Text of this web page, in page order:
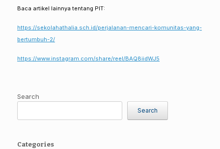
Baca artikel lainnya tentang PIT:
https://sekolahathalia.sch.id/perjalanan-mencari-komunitas-yang-
bertumbuh-2/
https://www.instagram.com/share/reel/BAQ8iidWJ5
Search
Search
Categories